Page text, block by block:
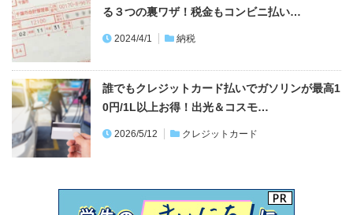
る３つの裏ワザ！税金もコンビニ払い…
2024/4/1 納税
誰でもクレジットカード払いでガソリンが最高1
0円/1L以上お得！出光＆コスモ…
2026/5/12 クレジットカード